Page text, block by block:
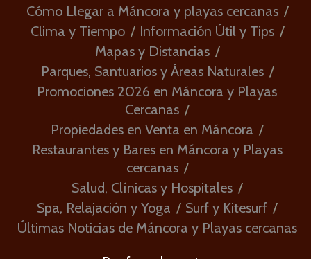
Cómo Llegar a Máncora y playas cercanas
Clima y Tiempo
Información Útil y Tips
Mapas y Distancias
Parques, Santuarios y Áreas Naturales
Promociones 2026 en Máncora y Playas
Cercanas
Propiedades en Venta en Máncora
Restaurantes y Bares en Máncora y Playas
cercanas
Salud, Clínicas y Hospitales
Spa, Relajación y Yoga
Surf y Kitesurf
Últimas Noticias de Máncora y Playas cercanas